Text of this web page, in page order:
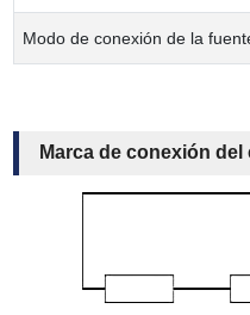
Modo de conexión de la
Marca de conexión